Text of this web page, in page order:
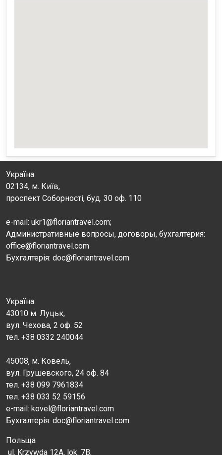
Україна
02134, м. Київ,
проспект Соборності, буд. 30 оф. 110
e-mail: ukr1@floriantravel.com;
Административные вопросы, договоры, бухгалтерия:
office@floriantravel.com
Бухгалтерія: doc@floriantravel.com
Україна
43010 м. Луцьк,
вул. Чехова, 2 оф. 52
тел. +38 0332 240044
45008, м. Ковель,
вул. Грушевского, 24 оф. 84
тел. +38 099 7961834
тел. +38 033 52 59156
e-mail: kovel@floriantravel.com
Бухгалтерія: doc@floriantravel.com
Польща
ul. Krzywda 12A, lok. 7B,